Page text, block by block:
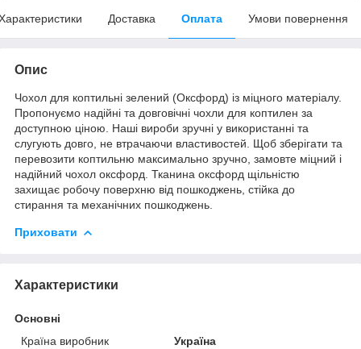
Доставка Оплата Умови повернення
Опис
Чохол для коптильні зелений (Оксфорд) із міцного матеріалу.
Пропонуємо надійні та довговічні чохли для коптилен за
доступною ціною. Наші вироби зручні у використанні та
слугують довго, не втрачаючи властивостей. Щоб зберігати та
перевозити коптильню максимально зручно, замовте міцний і
надійний чохол оксфорд. Тканина оксфорд щільністю
захищає робочу поверхню від пошкоджень, стійка до
стирання та механічних пошкоджень.
Приховати
Характеристики
Основні
Країна виробник
Україна